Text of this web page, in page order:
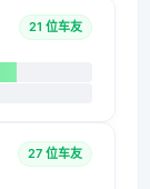
21 位车友
27 位车友